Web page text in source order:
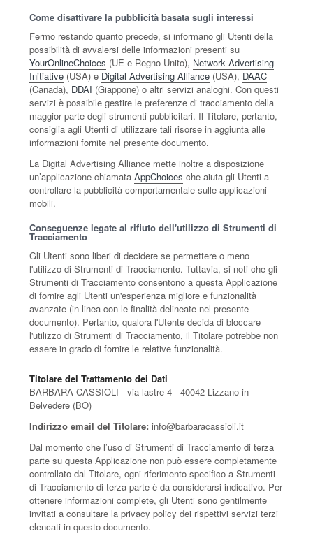
Come disattivare la pubblicità basata sugli interessi
Fermo restando quanto precede, si informano gli Utenti della
possibilità di avvalersi delle informazioni presenti su
YourOnlineChoices (UE e Regno Unito), Network Advertising
Initiative (USA) e Digital Advertising Alliance (USA), DAAC
(Canada), DDAI (Giappone) o altri servizi analoghi. Con questi
servizi è possibile gestire le preferenze di tracciamento della
maggior parte degli strumenti pubblicitari. Il Titolare, pertanto,
consiglia agli Utenti di utilizzare tali risorse in aggiunta alle
informazioni fornite nel presente documento.
La Digital Advertising Alliance mette inoltre a disposizione
un’applicazione chiamataAppChoices che aiuta gli Utenti a
controllare la pubblicità comportamentale sulle applicazioni
mobili.
Conseguenze legate al rifiuto dell'utilizzo di Strumenti di
Tracciamento
Gli Utenti sono liberi di decidere se permettere o meno
l'utilizzo di Strumenti di Tracciamento. Tuttavia, si noti che gli
Strumenti di Tracciamento consentono a questa Applicazione
di fornire agli Utenti un'esperienza migliore e funzionalità
avanzate (in linea con le finalità delineate nel presente
documento). Pertanto, qualora l'Utente decida di bloccare
l'utilizzo di Strumenti di Tracciamento, il Titolare potrebbe non
essere in grado di fornire le relative funzionalità.
Titolare del Trattamento dei Dati
BARBARA CASSIOLI - via lastre 4 - 40042 Lizzano in
Belvedere (BO)
Indirizzo email del Titolare: info@barbaracassioli.it
Dal momento che l’uso di Strumenti di Tracciamento di terza
parte su questa Applicazione non può essere completamente
controllato dal Titolare, ogni riferimento specifico a Strumenti
di Tracciamento di terza parte è da considerarsi indicativo. Per
ottenere informazioni complete, gli Utenti sono gentilmente
invitati a consultare la privacy policy dei rispettivi servizi terzi
elencati in questo documento.